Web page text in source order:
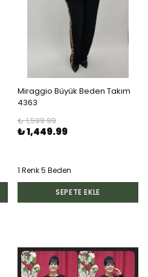
Miraggio Büyük Beden Takım
4363
₺ 1,599.99
₺ 1,449.99
1 Renk 5 Beden
SEPETE EKLE